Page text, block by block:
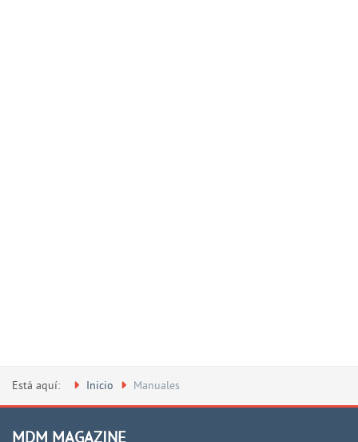
Está aquí: Inicio Manuales